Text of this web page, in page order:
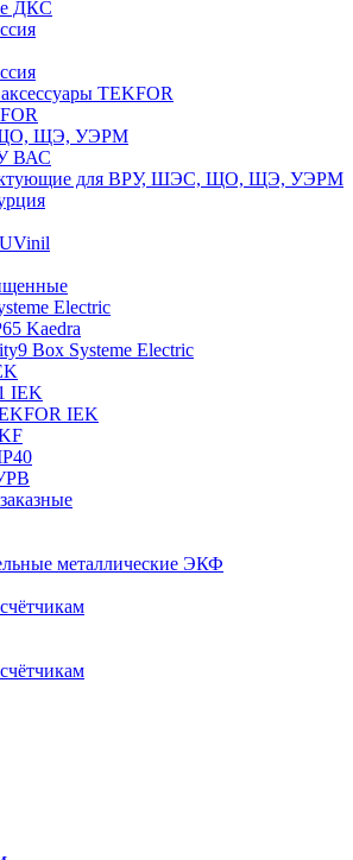
ДКС
TEKFOR
ЩО, ЩЭ, УЭРМ
ВАС
для ВРУ, ШЭС, ЩО, ЩЭ, УЭРМ
Electric
Kaedra
Box Systeme Electric
IEK
IEK
металлические ЭКФ